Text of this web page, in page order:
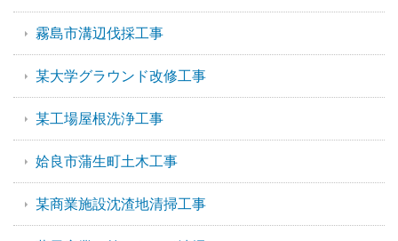
霧島市溝辺伐採工事
某大学グラウンド改修工事
某工場屋根洗浄工事
姶良市蒲生町土木工事
某商業施設沈渣地清掃工事